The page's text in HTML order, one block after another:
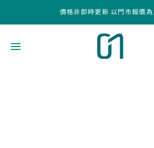
價格非即時更新 以門市報價為